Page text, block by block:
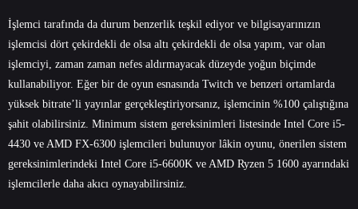
İşlemci tarafında da durum benzerlik teşkil ediyor ve bilgisayarınızın
işlemcisi dört çekirdekli de olsa altı çekirdekli de olsa yapım, var olan
işlemciyi, zaman zaman nefes aldırmayacak düzeyde yoğun biçimde
kullanabiliyor. Eğer bir de oyun esnasında Twitch ve benzeri ortamlarda
yüksek bitrate’li yayınlar gerçekleştiriyorsanız, işlemcinin %100 çalıştığına
şahit olabilirsiniz. Minimum sistem gereksinimleri listesinde Intel Core i5-
4430 ve AMD FX-6300 işlemcileri bulunuyor lâkin oyunu, önerilen sistem
gereksinimlerindeki Intel Core i5-6600K ve AMD Ryzen 5 1600 ayarındaki
işlemcilerle daha akıcı oynayabilirsiniz.